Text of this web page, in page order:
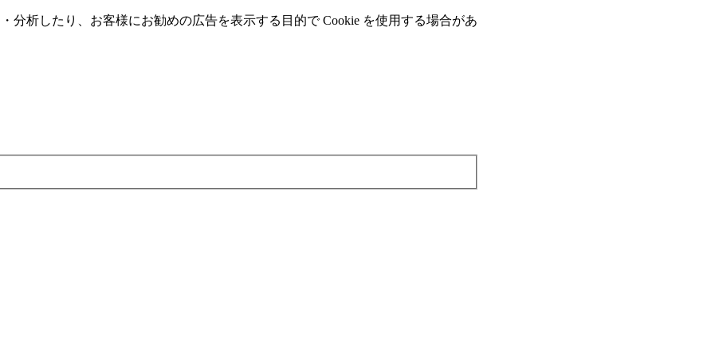
分析したり、お客様にお勧めの広告を表⽰する⽬的で Cookie を使⽤する場合があ